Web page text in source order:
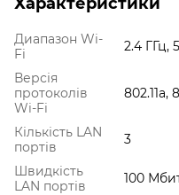
Диапазон Wi-
Fi
2.4 ГГц,
Версія
протоколів
Wi-Fi
802.11a,
Кількість LAN
портів
3
Швидкість
LAN портів
100